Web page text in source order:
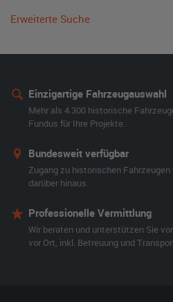
Erweiterte Suche
Einzigartige Fahrzeugauswahl
Mehr als 4.300 historische
Fundus für Ihre Projekte.
Bundesweit verfügbar
Zugang zu historischen
darüber hinaus.
Professionelle Vermittlung
Wir beraten und unterstützen Sie
vor Ort, inkl. Betreuung und